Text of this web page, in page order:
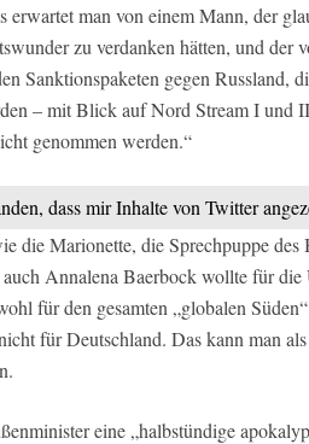
man von einem Mann, der
zu verdanken hätten, und der
Sanktionspaketen gegen Russland,
– mit Blick auf Nord Stream I und
genommen werden.“
dass mir Inhalte von Twitter
die Marionette, die Sprechpuppe des
Annalena Baerbock wollte für
für den gesamten „globalen
für Deutschland. Das kann man
eine „halbstündige